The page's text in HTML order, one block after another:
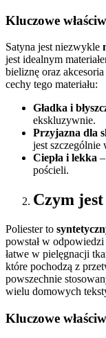
Kluczowe
Satyna jest niezwykle
jest idealnym
bieliznę oraz
cechy tego materiału:
Gładka i
ekskluzywnie.
Przyjazna dla
jest szczególnie
Ciepła i lekka
pościeli.
Czym
Poliester to
powstał w
łatwe w pielęgnacji
które pochodzą z
powszechnie
wielu domowych
Kluczowe